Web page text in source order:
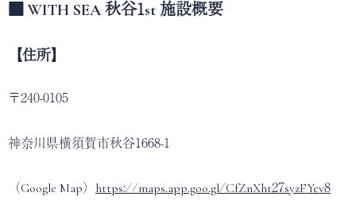
■ WITH SEA 秋谷1st 施設概要
【住所】
〒240-0105
神奈川県横須賀市秋谷1668-1
（Google Map） https://maps.app.goo.gl/CfZnXht27syzFYev8